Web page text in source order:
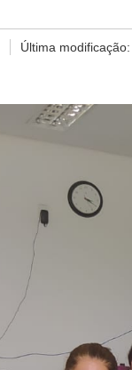
Última modificação: